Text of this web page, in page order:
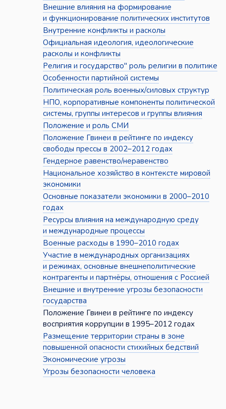
Внешние влияния на формирование
и функционирование политических институтов
Внутренние конфликты и расколы
Официальная идеология, идеологические
расколы и конфликты
Религия и государство" роль религии в политике
Особенности партийной системы
Политическая роль военных/силовых структур
НПО, корпоративные компоненты политической
системы, группы интересов и группы влияния
Положение и роль СМИ
Положение Гвинеи в рейтинге по индексу
свободы прессы в 2002–2012 годах
Гендерное равенство/неравенство
Национальное хозяйство в контексте мировой
экономики
Основные показатели экономики в 2000–2010
годах
Ресурсы влияния на международную среду
и международные процессы
Военные расходы в 1990–2010 годах
Участие в международных организациях
и режимах, основные внешнеполитические
контрагенты и партнёры, отношения с Россией
Внешние и внутренние угрозы безопасности
государства
Положение Гвинеи в рейтинге по индексу
восприятия коррупции в 1995–2012 годах
Размещение территории страны в зоне
повышенной опасности стихийных бедствий
Экономические угрозы
Угрозы безопасности человека